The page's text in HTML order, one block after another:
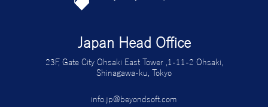
Japan Head Office
23F, Gate City Ohsaki East Tower ,1-11-2 Ohsaki,
Shinagawa-ku, Tokyo
info.jp@beyondsoft.com